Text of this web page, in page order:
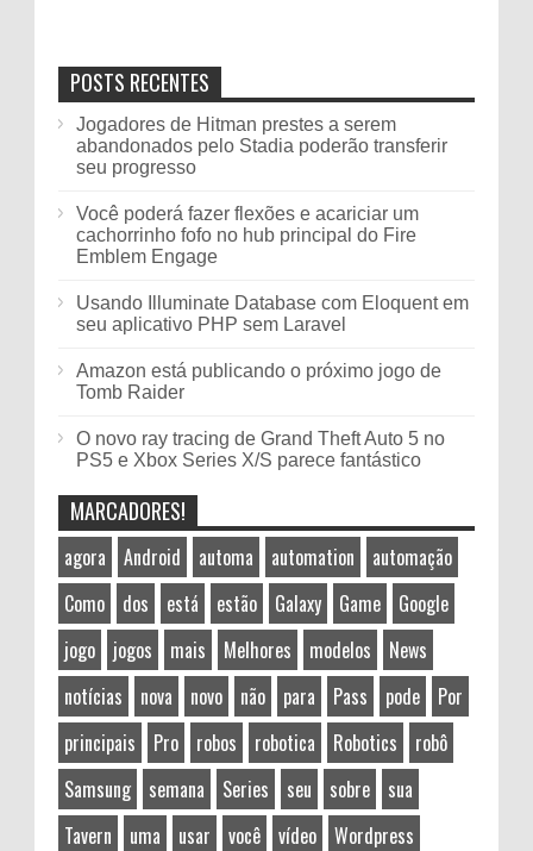
POSTS RECENTES
Jogadores de Hitman prestes a serem
abandonados pelo Stadia poderão transferir
seu progresso
Você poderá fazer flexões e acariciar um
cachorrinho fofo no hub principal do Fire
Emblem Engage
Usando Illuminate Database com Eloquent em
seu aplicativo PHP sem Laravel
Amazon está publicando o próximo jogo de
Tomb Raider
O novo ray tracing de Grand Theft Auto 5 no
PS5 e Xbox Series X/S parece fantástico
MARCADORES!
agora Android automa automation
automação
Como
dos está estão Galaxy Game
Google
jogo
jogos mais Melhores modelos
News
notícias
nova novo não para Pass pode
Por
principais
Pro robos robotica Robotics
robô
Samsung
semana Series seu sobre
sua
Tavern
uma usar você vídeo
Wordpress